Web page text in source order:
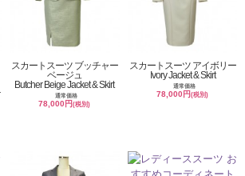
スカートスーツ ブッチャー
ベージュ
Butcher Beige Jacket & Skirt
通常価格
78,000円(税別)
スカートスーツ アイボリー
Ivory Jacket & Skirt
通常価格
78,000円(税別)